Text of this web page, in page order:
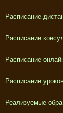
Расписание
Расписание
Расписание
Расписание
Реализуемые